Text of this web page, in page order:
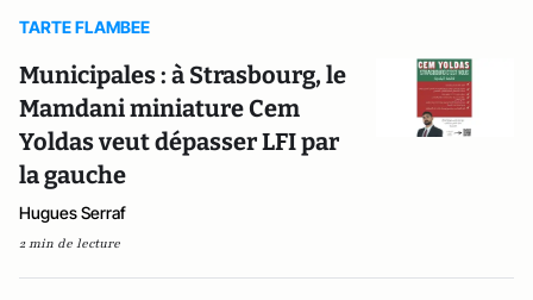
TARTE FLAMBEE
Municipales : à Strasbourg, le
Mamdani miniature Cem
Yoldas veut dépasser LFI par
la gauche
Hugues Serraf
2 min de lecture